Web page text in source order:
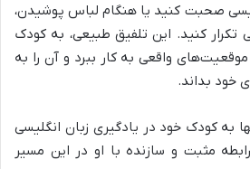
صحبت کنید یا هنگام لباس پوشیدن،
تکرار کنید. این تلفیق طبیعی، به کودک
واقعی به کار ببرد و آن را به
خود بداند.
به کودک خود در یادگیری زبان انگلیسی
مثبت و سازنده با او در این مسیر